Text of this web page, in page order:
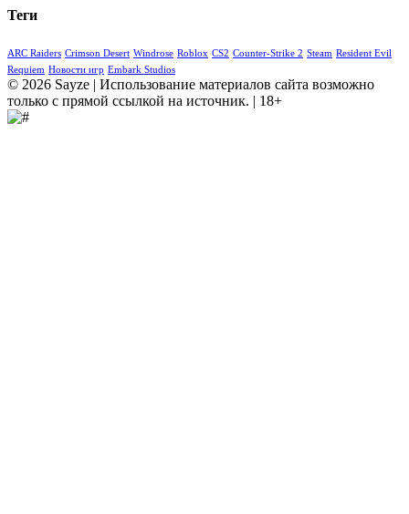
Теги
ARC Raiders Crimson Desert Windrose Roblox CS2 Counter-Strike 2 Steam Resident Evil
Requiem Новости игр Embark Studios
© 2026 Sayze | Использование материалов сайта возможно
только с прямой ссылкой на источник. | 18+